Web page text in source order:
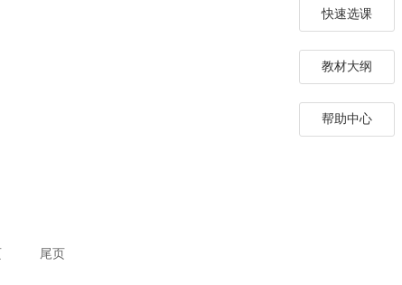
尾页
快速选课
教材大纲
帮助中心